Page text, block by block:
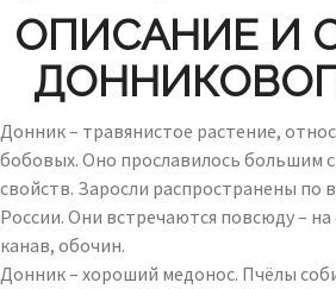
ОПИСАНИЕ И
Донник – травянистое растение,
бобовых. Оно прославилось большим
свойств. Заросли распространены по
России. Они встречаются повсюду –
канав, обочин.
Донник – хороший медонос. Пчёлы